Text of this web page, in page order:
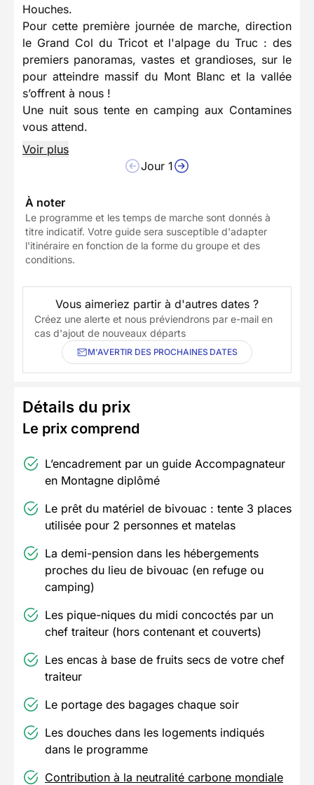
Houches.
Pour cette première journée de marche, direction
le Grand Col du Tricot et l'alpage du Truc : des
premiers panoramas, vastes et grandioses, sur le
pour atteindre massif du Mont Blanc et la vallée
s’offrent à nous !
Une nuit sous tente en camping aux Contamines
vous attend.
Voir plus
Jour 1
À noter
Le programme et les temps de marche sont donnés à
titre indicatif. Votre guide sera susceptible d'adapter
l'itinéraire en fonction de la forme du groupe et des
conditions.
Vous aimeriez partir à d'autres dates ?
Créez une alerte et nous préviendrons par e-mail en
cas d'ajout de nouveaux départs
M'AVERTIR DES PROCHAINES DATES
Détails du prix
Le prix comprend
L’encadrement par un guide Accompagnateur
en Montagne diplômé
Le prêt du matériel de bivouac : tente 3 places
utilisée pour 2 personnes et matelas
La demi-pension dans les hébergements
proches du lieu de bivouac (en refuge ou
camping)
Les pique-niques du midi concoctés par un
chef traiteur (hors contenant et couverts)
Les encas à base de fruits secs de votre chef
traiteur
Le portage des bagages chaque soir
Les douches dans les logements indiqués
dans le programme
Contribution à la neutralité carbone mondiale